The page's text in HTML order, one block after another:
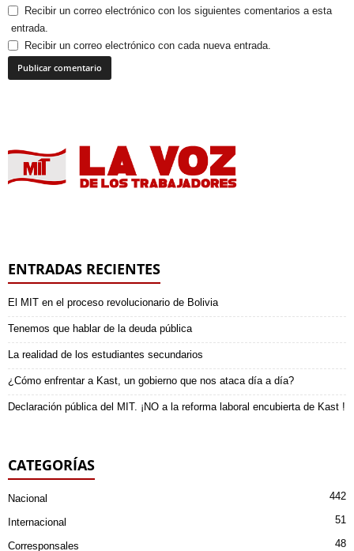
Recibir un correo electrónico con los siguientes comentarios a esta
entrada.
Recibir un correo electrónico con cada nueva entrada.
ENTRADAS RECIENTES
El MIT en el proceso revolucionario de Bolivia
Tenemos que hablar de la deuda pública
La realidad de los estudiantes secundarios
¿Cómo enfrentar a Kast, un gobierno que nos ataca día a día?
Declaración pública del MIT. ¡NO a la reforma laboral encubierta de Kast !
CATEGORÍAS
Nacional 442
Internacional 51
Corresponsales 48